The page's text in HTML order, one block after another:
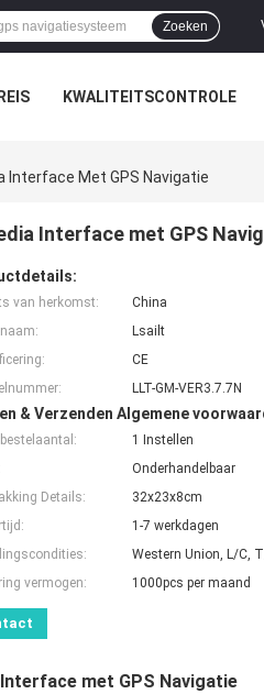
Zoeken
KWALITEITSCONTROLE
Interface Met GPS Navigatie
Interface met GPS
van herkomst:
China
Lsailt
CE
LLT-GM-VER3.7.7N
& Verzenden Algemene
1 Instellen
Onderhandelbaar
Details:
32x23x8cm
1-7 werkdagen
Western Union, L/C,
vermogen:
1000pcs per maand
met GPS Navigatie